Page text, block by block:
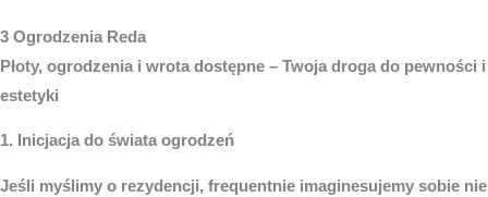
3 Ogrodzenia Reda
Płoty, ogrodzenia i wrota dostępne – Twoja droga do pewności i
estetyki
1. Inicjacja do świata ogrodzeń
Jeśli myślimy o rezydencji, frequentnie imaginesujemy sobie nie